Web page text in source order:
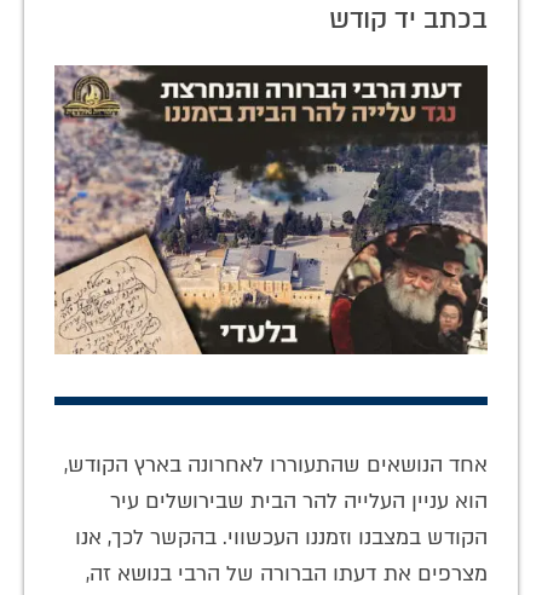
בכתב יד קודש
אחד הנושאים שהתעוררו לאחרונה בארץ הקודש,
הוא עניין העלייה להר הבית שבירושלים עיר
הקודש במצבנו וזמננו העכשווי. בהקשר לכך, אנו
מצרפים את דעתו הברורה של הרבי בנושא זה,